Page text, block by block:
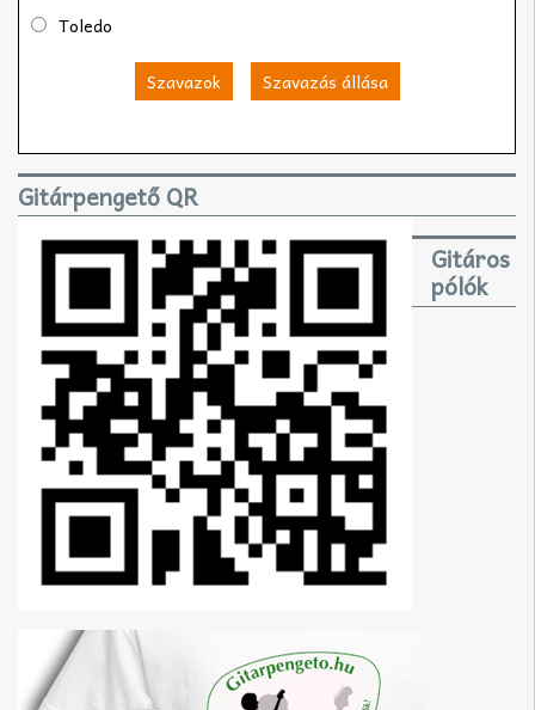
Toledo
Szavazok Szavazás állása
Gitárpengető QR
Gitáros
pólók